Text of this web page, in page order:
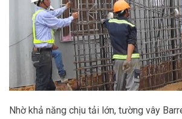
Nhờ khả năng chịu tải lớn, tường vây